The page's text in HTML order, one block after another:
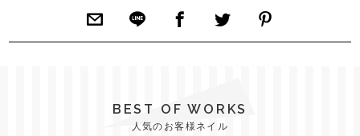
BEST OF WORKS
人気のお客様ネイル